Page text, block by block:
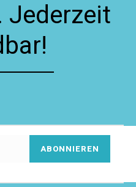
Jederzeit
ABONNIEREN